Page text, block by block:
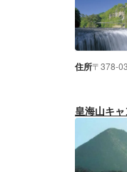
住所〒378-
皇海山キ